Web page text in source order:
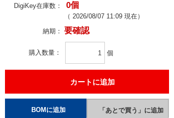
DigiKey在庫数： 0個
（ 2026/08/07 11:09 現在）
納期： 要確認
購入数量 個